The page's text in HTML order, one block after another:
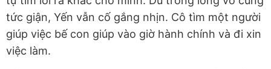
tức giận, Yến vẫn cố gắng nhịn. Cô tìm một người
giúp việc bế con giúp vào giờ hành chính và đi xin
việc làm.